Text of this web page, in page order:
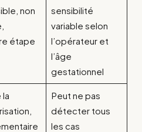
non
étape
sensibilité
variable selon
l’opérateur et
l’âge
gestationnel
la
Peut ne pas
détecter tous
les cas